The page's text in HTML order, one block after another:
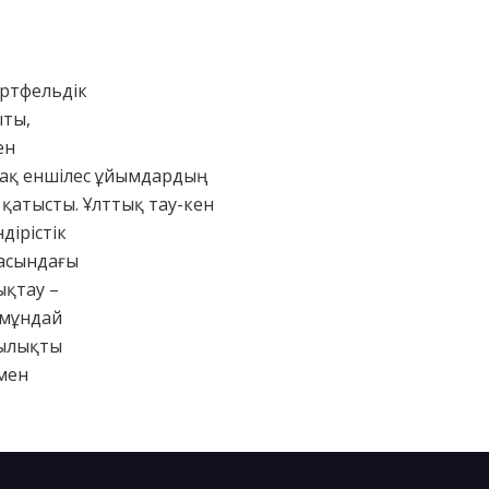
еншілес ұйымдардың
Ұлттық тау-кен
–